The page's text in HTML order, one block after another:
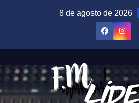
8 de agosto de 2026